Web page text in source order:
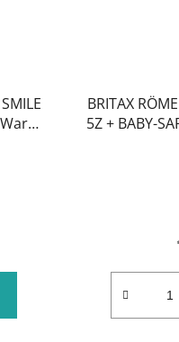
BRITAX
5Z + BABY-